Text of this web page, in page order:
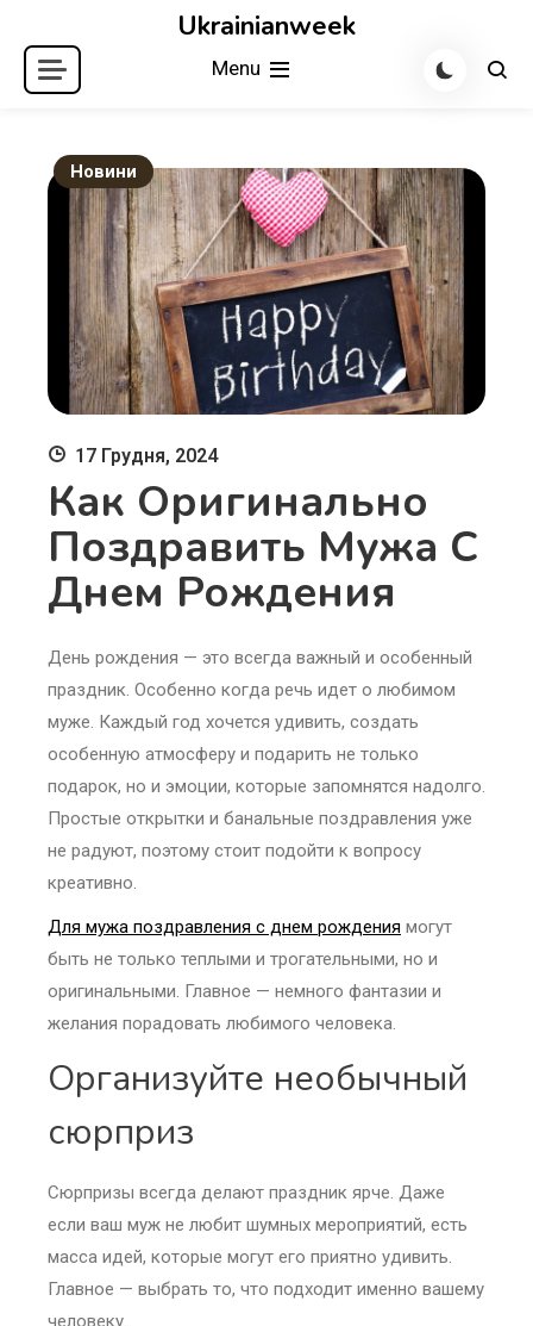
content
Ukrainianweek
Menu
Новини
17 Грудня, 2024
Как Оригинально
Поздравить Мужа С
Днем Рождения
День рождения — это всегда важный и особенный
праздник. Особенно когда речь идет о любимом
муже. Каждый год хочется удивить, создать
особенную атмосферу и подарить не только
подарок, но и эмоции, которые запомнятся надолго.
Простые открытки и банальные поздравления уже
не радуют, поэтому стоит подойти к вопросу
креативно.
Для мужа поздравления с днем рождения могут
быть не только теплыми и трогательными, но и
оригинальными. Главное — немного фантазии и
желания порадовать любимого человека.
Организуйте необычный
сюрприз
Сюрпризы всегда делают праздник ярче. Даже
если ваш муж не любит шумных мероприятий, есть
масса идей, которые могут его приятно удивить.
Главное — выбрать то, что подходит именно вашему